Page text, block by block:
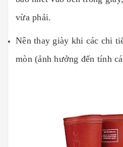
vừa phải.
Nên thay giày khi các chi
mòn (ảnh hưởng đến tính